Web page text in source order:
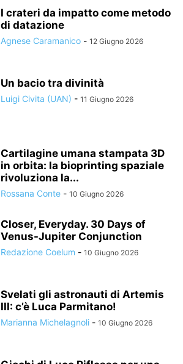
I crateri da impatto come metodo
di datazione
Agnese Caramanico - 12 Giugno 2026
Un bacio tra divinità
Luigi Civita (UAN) - 11 Giugno 2026
Cartilagine umana stampata 3D
in orbita: la bioprinting spaziale
rivoluziona la...
Rossana Conte - 10 Giugno 2026
Closer, Everyday. 30 Days of
Venus-Jupiter Conjunction
Redazione Coelum - 10 Giugno 2026
Svelati gli astronauti di Artemis
III: c’è Luca Parmitano!
Marianna Michelagnoli - 10 Giugno 2026